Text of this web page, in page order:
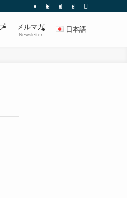
メルマガ
Newsletter
日本語